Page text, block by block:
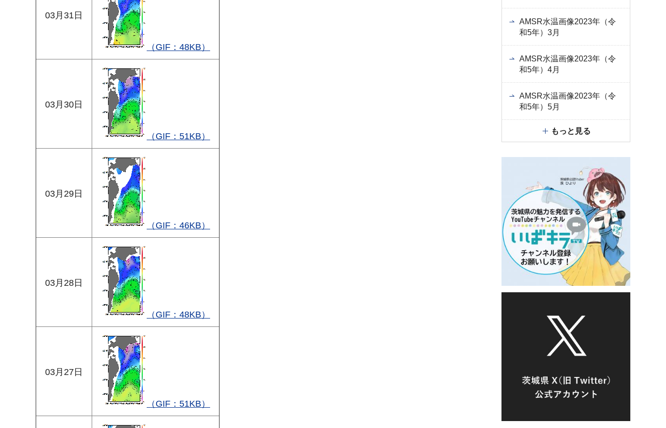
03月31日
（GIF：48KB）
03月30日
（GIF：51KB）
03月29日
（GIF：46KB）
03月28日
（GIF：48KB）
03月27日
（GIF：51KB）
AMSR水温画像2023年（令
和5年）3月
AMSR水温画像2023年（令
和5年）4月
AMSR水温画像2023年（令
和5年）5月
もっと見る